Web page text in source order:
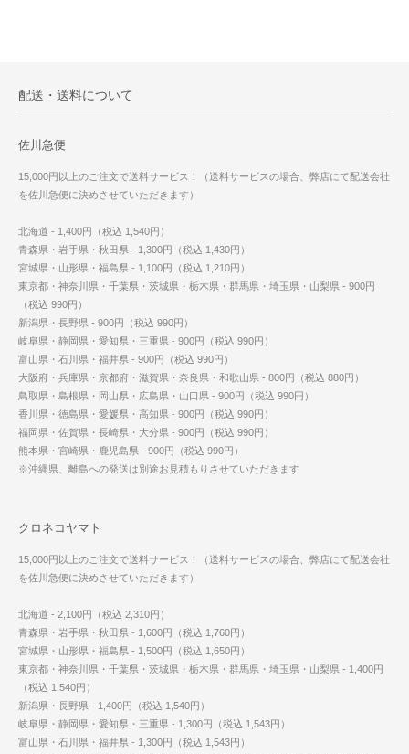
配送・送料について
佐川急便
15,000円以上のご注文で送料サービス！（送料サービスの場合、弊店にて配送会社
を佐川急便に決めさせていただきます）
北海道 - 1,400円（税込 1,540円）
青森県・岩手県・秋田県 - 1,300円（税込 1,430円）
宮城県・山形県・福島県 - 1,100円（税込 1,210円）
東京都・神奈川県・千葉県・茨城県・栃木県・群馬県・埼玉県・山梨県 - 900円
（税込 990円）
新潟県・長野県 - 900円（税込 990円）
岐阜県・静岡県・愛知県・三重県 - 900円（税込 990円）
富山県・石川県・福井県 - 900円（税込 990円）
大阪府・兵庫県・京都府・滋賀県・奈良県・和歌山県 - 800円（税込 880円）
鳥取県・島根県・岡山県・広島県・山口県 - 900円（税込 990円）
香川県・徳島県・愛媛県・高知県 - 900円（税込 990円）
福岡県・佐賀県・長崎県・大分県 - 900円（税込 990円）
熊本県・宮崎県・鹿児島県 - 900円（税込 990円）
※沖縄県、離島への発送は別途お見積もりさせていただきます
クロネコヤマト
15,000円以上のご注文で送料サービス！（送料サービスの場合、弊店にて配送会社
を佐川急便に決めさせていただきます）
北海道 - 2,100円（税込 2,310円）
青森県・岩手県・秋田県 - 1,600円（税込 1,760円）
宮城県・山形県・福島県 - 1,500円（税込 1,650円）
東京都・神奈川県・千葉県・茨城県・栃木県・群馬県・埼玉県・山梨県 - 1,400円
（税込 1,540円）
新潟県・長野県 - 1,400円（税込 1,540円）
岐阜県・静岡県・愛知県・三重県 - 1,300円（税込 1,543円）
富山県・石川県・福井県 - 1,300円（税込 1,543円）